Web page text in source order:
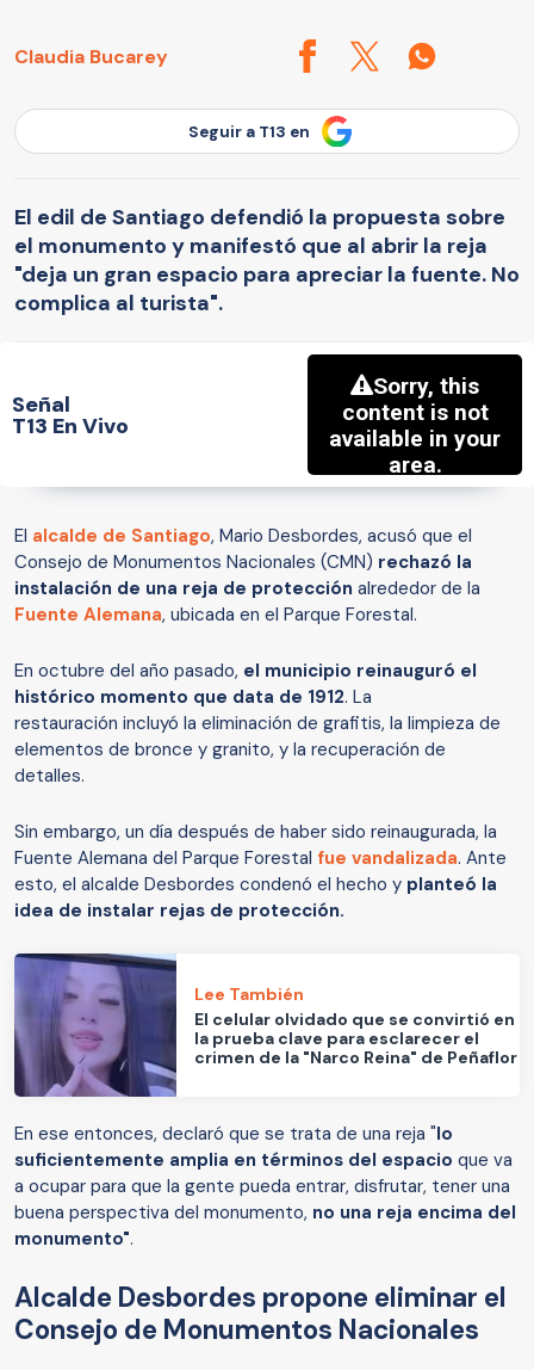
Claudia Bucarey
Seguir a T13 en
El edil de Santiago defendió la propuesta sobre
el monumento y manifestó que al abrir la reja
"deja un gran espacio para apreciar la fuente. No
complica al turista".
Señal
T13 En Vivo
El alcalde de Santiago, Mario Desbordes, acusó que el
Consejo de Monumentos Nacionales (CMN) rechazó la
instalación de una reja de protección alrededor de la
Fuente Alemana, ubicada en el Parque Forestal.
En octubre del año pasado, el municipio reinauguró el
histórico momento que data de 1912. La
restauración incluyó la eliminación de grafitis, la limpieza de
elementos de bronce y granito, y la recuperación de
detalles.
Sin embargo, un día después de haber sido reinaugurada, la
Fuente Alemana del Parque Forestal fue vandalizada. Ante
esto, el alcalde Desbordes condenó el hecho y planteó la
idea de instalar rejas de protección.
Lee También
El celular olvidado que se convirtió en
la prueba clave para esclarecer el
crimen de la "Narco Reina" de Peñaflor
En ese entonces, declaró que se trata de una reja "lo
suficientemente amplia en términos del espacio que va
a ocupar para que la gente pueda entrar, disfrutar, tener una
buena perspectiva del monumento, no una reja encima del
monumento".
Alcalde Desbordes propone eliminar el
Consejo de Monumentos Nacionales